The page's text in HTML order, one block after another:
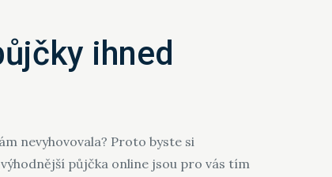
ihned
nevyhovovala? Proto byste si
půjčka online jsou pro vás tím